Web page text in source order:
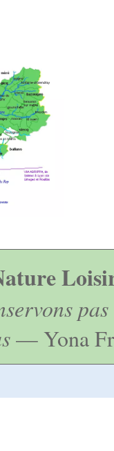
— Yona